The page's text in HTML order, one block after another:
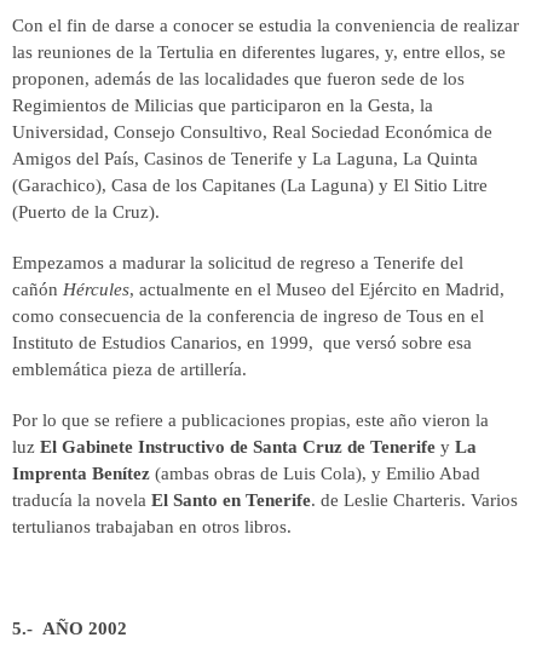
Con el fin de darse a conocer se estudia la conveniencia de realizar
las reuniones de la Tertulia en diferentes lugares, y, entre ellos, se
proponen, además de las localidades que fueron sede de los
Regimientos de Milicias que participaron en la Gesta, la
Universidad, Consejo Consultivo, Real Sociedad Económica de
Amigos del País, Casinos de Tenerife y La Laguna, La Quinta
(Garachico), Casa de los Capitanes (La Laguna) y El Sitio Litre
(Puerto de la Cruz).
Empezamos a madurar la solicitud de regreso a Tenerife del
cañón Hércules, actualmente en el Museo del Ejército en Madrid,
como consecuencia de la conferencia de ingreso de Tous en el
Instituto de Estudios Canarios, en 1999, que versó sobre esa
emblemática pieza de artillería.
Por lo que se refiere a publicaciones propias, este año vieron la
luz El Gabinete Instructivo de Santa Cruz de Tenerife y La
Imprenta Benítez (ambas obras de Luis Cola), y Emilio Abad
traducía la novela El Santo en Tenerife. de Leslie Charteris. Varios
tertulianos trabajaban en otros libros.
5.- AÑO 2002